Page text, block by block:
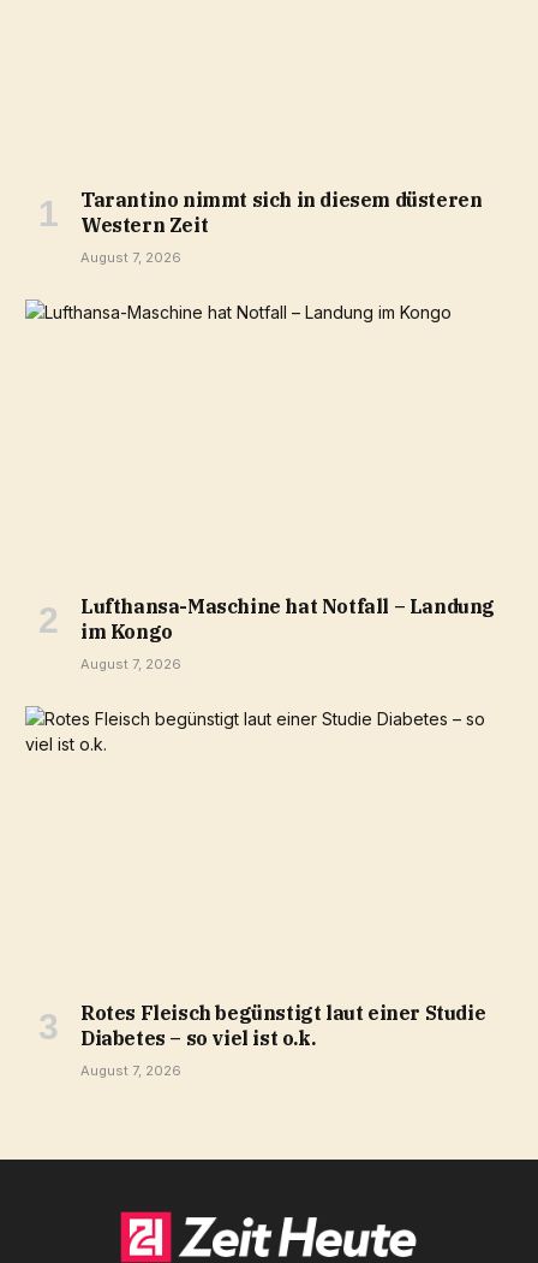
Tarantino nimmt sich in diesem düsteren
Western Zeit
August 7, 2026
Lufthansa-Maschine hat Notfall – Landung
im Kongo
August 7, 2026
Rotes Fleisch begünstigt laut einer Studie
Diabetes – so viel ist o.k.
August 7, 2026